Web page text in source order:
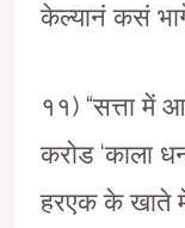
केल्यानं कसं
११) “सत्ता में
करोड ‘काला
हरएक के खाते